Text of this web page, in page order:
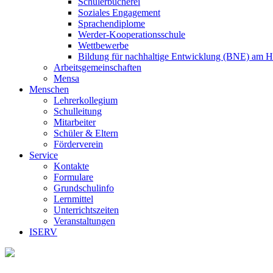
Soziales Engagement
Sprachendiplome
Werder-Kooperationsschule
Wettbewerbe
Bildung für nachhaltige Entwicklung (BNE) am
Arbeitsgemeinschaften
Mensa
Menschen
Lehrerkollegium
Schulleitung
Mitarbeiter
Schüler & Eltern
Förderverein
Service
Kontakte
Formulare
Grundschulinfo
Lernmittel
Unterrichtszeiten
Veranstaltungen
ISERV